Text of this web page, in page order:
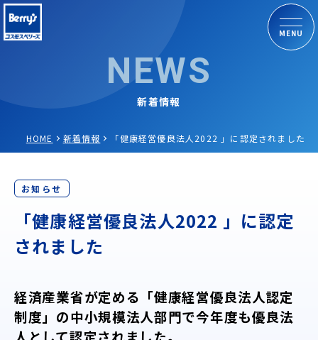
MENU
NEWS
新着情報
HOME 新着情報 「健康経営優良法人2022 」に認定されました
お知らせ
「健康経営優良法人2022 」に認定
されました
経済産業省が定める「健康経営優良法人認定
制度」の中小規模法人部門で今年度も優良法
人として認定されました。